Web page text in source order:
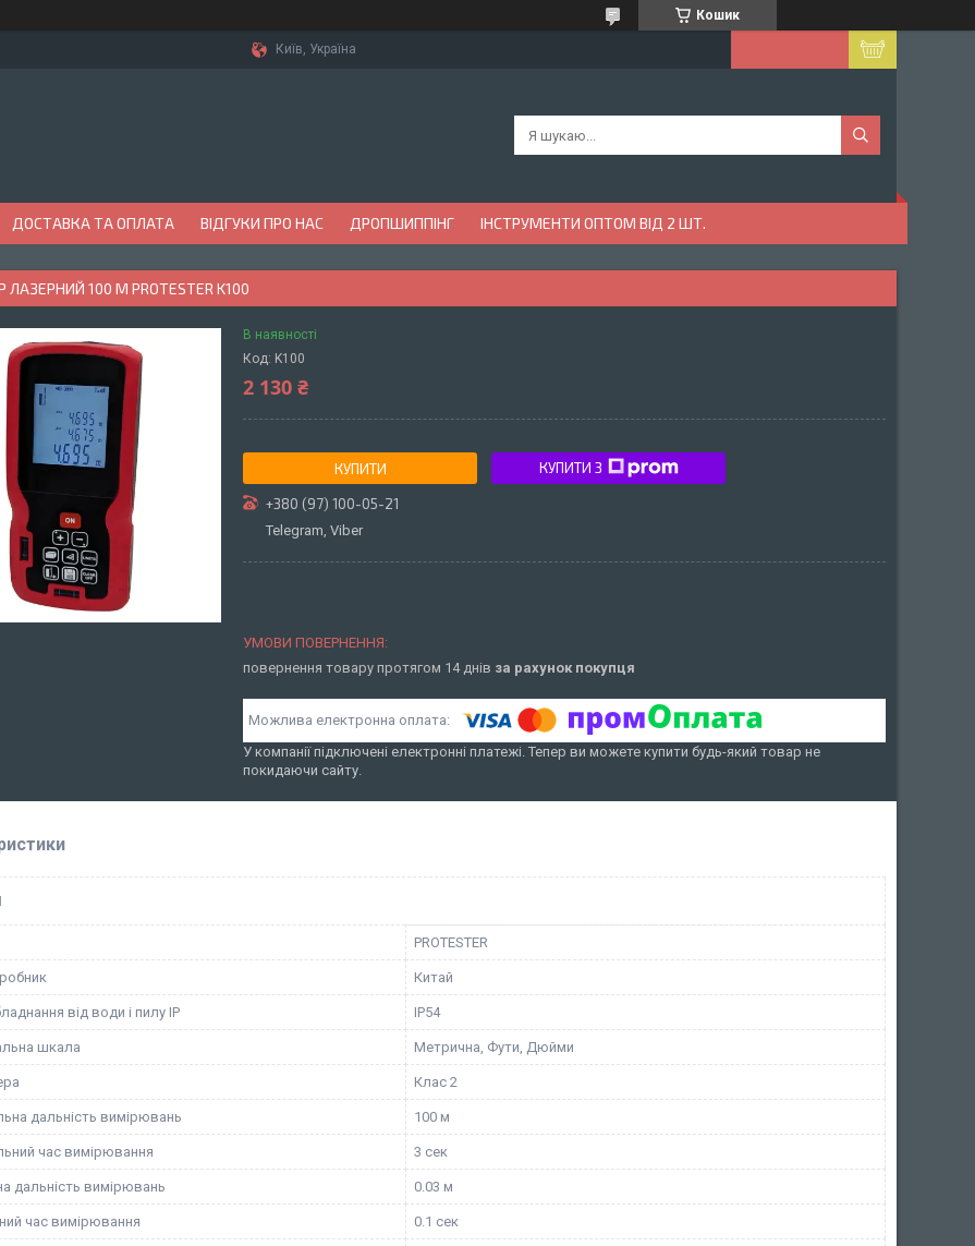
Кошик
Київ, Україна
ДОСТАВКА ТА ОПЛАТА ВІДГУКИ ПРО НАС ДРОПШИППІНГ ІНСТРУМЕНТИ ОПТОМ ВІД 2 ШТ.
100 М PROTESTER K100
В наявності
Код: K100
2 130 ₴
КУПИТИ КУПИТИ З
+380 (97) 100-05-21
Telegram, Viber
повернення товару протягом 14 днів за рахунок покупця
У компанії підключені електронні платежі. Тепер ви можете купити будь-який товар не
покидаючи сайту.
PROTESTER
Китай
від води і пилу IP IP54
шкала Метрична, Фути, Дюйми
Клас 2
дальність вимірювань 100 м
час вимірювання 3 сек
дальність вимірювань 0.03 м
час вимірювання 0.1 сек